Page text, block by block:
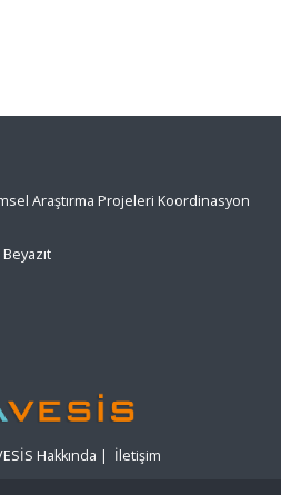
Araştırma Projeleri Koordinasyon
Hakkında | İletişim